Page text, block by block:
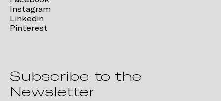
Instagram
Linkedin
Pinterest
Subscribe to the
Newsletter